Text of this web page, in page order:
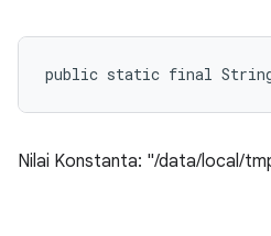
public static final String
Nilai Konstanta: "/data/local/